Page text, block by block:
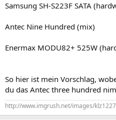
Samsung SH-S223F SATA
Antec Nine Hundred (mix)
Enermax MODU82+ 525W
So hier ist mein Vorschlag,
du das Antec three hundred
http://www.imgrush.net/images/